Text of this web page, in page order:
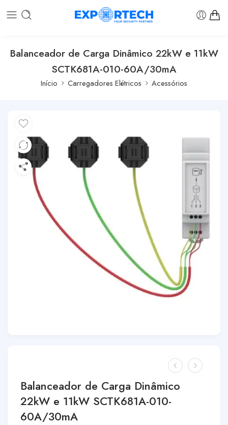
Balanceador de Carga Dinâmico 22kW e 11kW
SCTK681A-010-60A/30mA
Início Carregadores Elétricos Acessórios
Balanceador de Carga Dinâmico
22kW e 11kW SCTK681A-010-
60A/30mA